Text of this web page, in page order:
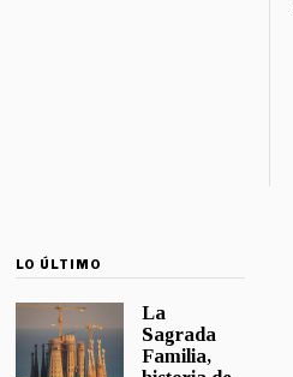
LO ÚLTIMO
La
Sagrada
Familia,